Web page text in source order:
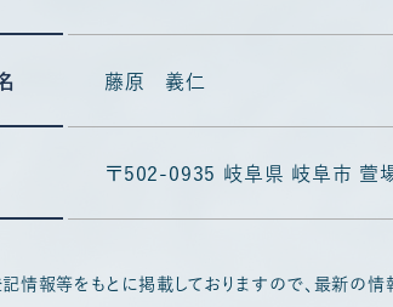
藤原 義仁
〒502-0935 岐阜県 岐阜市 萱場
情報等をもとに掲載しておりますので、最新の情